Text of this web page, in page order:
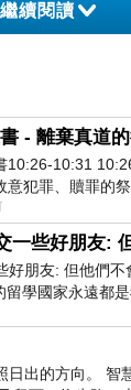
繼續閱讀
- 離棄真道
10:26-10:31
意犯罪、贖罪的
候審判和那燒滅眾
好朋友: 但他們
學國家永遠都
日出的方向。 智